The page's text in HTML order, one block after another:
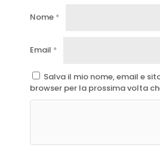
Nome *
Email *
Salva il mio nome, email e
browser per la prossima volta